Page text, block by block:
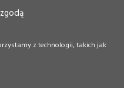
z technologii, takich jak